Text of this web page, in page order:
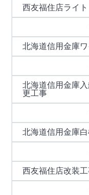
西友福住店ライ
北海道信用金庫
北海道信用金庫
更工事
北海道信用金庫
西友福住店改装